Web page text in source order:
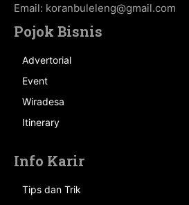
Email: koranbuleleng@gmail.com
Pojok Bisnis
Advertorial
Event
Wiradesa
Itinerary
Info Karir
Tips dan Trik